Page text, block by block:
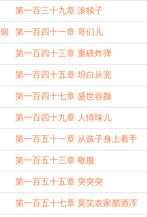
第一百三十九章 滚犊子
第一百四十一章 哥们儿
第一百四十三章 重磅炸弹
第一百四十五章 坦白从宽
第一百四十七章 盛世容颜
第一百四十九章 人情味儿
第一百五十一章 从孩子身上着手
第一百五十三章 敬服
第一百五十五章 突突突
第一百五十七章 莫笑农家腊酒浑